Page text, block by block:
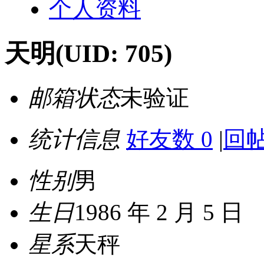
个人资料
天明(UID: 705)
邮箱状态未验证
统计信息 好友数 0 | 回
性别男
生日1986 年 2 月 5 日
星系天秤